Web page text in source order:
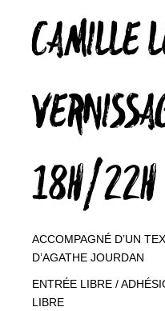
CAMILLE
18H/22H
ACCOMPAGNÉ D’UN
D’AGATHE JOURDAN
ENTRÉE LIBRE /
LIBRE